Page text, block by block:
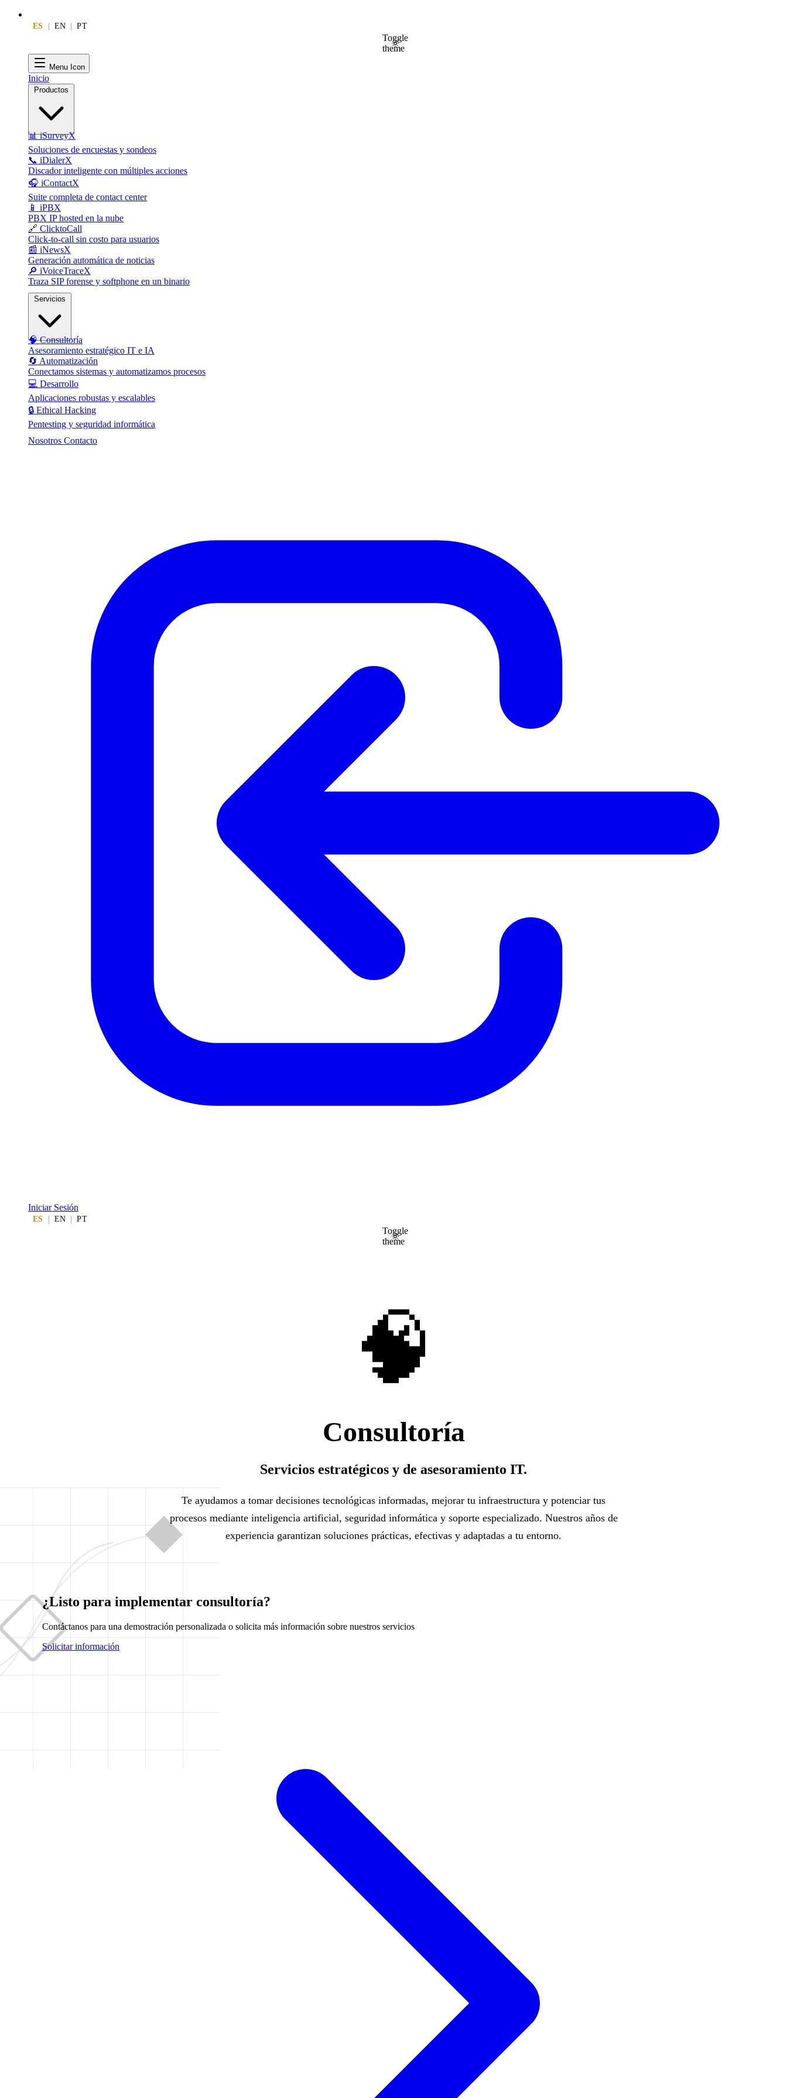
ES EN PT
Toggle
theme
Menu Icon
Inicio
Productos
📊 iSurveyX
Soluciones de encuestas y sondeos
📞 iDialerX
Discador inteligente con múltiples acciones
🎧 iContactX
Suite completa de contact center
📱 iPBX
PBX IP hosted en la nube
🔗 ClicktoCall
Click-to-call sin costo para usuarios
📰 iNewsX
Generación automática de noticias
🔎 iVoiceTraceX
Traza SIP forense y softphone en un binario
Servicios
🧠 Consultoría
Asesoramiento estratégico IT e IA
🔄 Automatización
Conectamos sistemas y automatizamos procesos
💻 Desarrollo
Aplicaciones robustas y escalables
🔒 Ethical Hacking
Pentesting y seguridad informática
Nosotros Contacto
Iniciar Sesión
ES EN PT
Toggle
theme
🧠
Consultoría
Servicios estratégicos y de asesoramiento IT.
Te ayudamos a tomar decisiones tecnológicas informadas, mejorar tu infraestructura y potenciar tus
procesos mediante inteligencia artificial, seguridad informática y soporte especializado. Nuestros años de
experiencia garantizan soluciones prácticas, efectivas y adaptadas a tu entorno.
¿Listo para implementar consultoría?
Contáctanos para una demostración personalizada o solicita más información sobre nuestros servicios
Solicitar información